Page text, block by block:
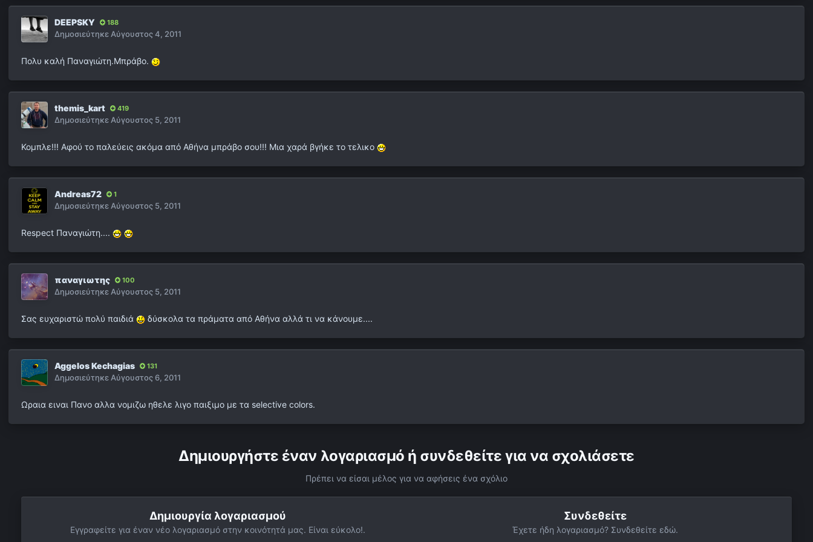
DEEPSKY 188
ΔημοσιεύτηκεΑύγουστος 4, 2011
Πολυ καλή Παναγιώτη.Μπράβο.
themis_kart 419
ΔημοσιεύτηκεΑύγουστος 5, 2011
Κομπλε!!! Αφού το παλεύεις ακόμα από Αθήνα μπράβο σου!!! Μια χαρά βγήκε το τελικο
Andreas72 1
ΔημοσιεύτηκεΑύγουστος 5, 2011
Respect Παναγιώτη....
παναγιωτης 100
ΔημοσιεύτηκεΑύγουστος 5, 2011
Σας ευχαριστώ πολύ παιδιά δύσκολα τα πράματα από Αθήνα αλλά τι να κάνουμε....
Aggelos Kechagias 131
ΔημοσιεύτηκεΑύγουστος 6, 2011
Ωραια ειναι Πανο αλλα νομιζω ηθελε λιγο παιξιμο με τα selective colors.
Δημιουργήστε έναν λογαριασμό ή συνδεθείτε για να σχολιάσετε
Πρέπει να είσαι μέλος για να αφήσεις ένα σχόλιο
Δημιουργία λογαριασμού
Εγγραφείτε για έναν νέο λογαριασμό στην κοινότητά μας. Είναι εύκολο!.
Συνδεθείτε
Έχετε ήδη λογαριασμό? Συνδεθείτε εδώ.